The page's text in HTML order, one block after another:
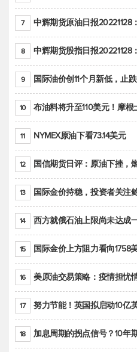
7 中辉期货原油日报20221128：原油价
8 中辉期货股指日报20221128
9 国际油价创11个月新低，止
10 布油料将升至110美元！摩根士
11 NYMEX原油下看73.14美元
12 国信期货日评：原油下挫，
13 国际金价持稳，投资者关注
14 西方就俄石油上限尚未达成
15 国际金价上方阻力看向1758
16 美原油交易策略：疫情担忧
17 努力节能！英国拟启动10亿
18 加息周期的拐点信号？10年期美